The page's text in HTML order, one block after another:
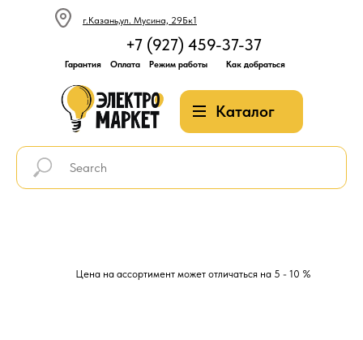
г.Казань,ул. Мусина, 29Бк1
Каталог
+7 (927) 459-37-37
Гарантия Оплата Режим работы Как добраться
Цена на ассортимент может отличаться на 5 - 10 %